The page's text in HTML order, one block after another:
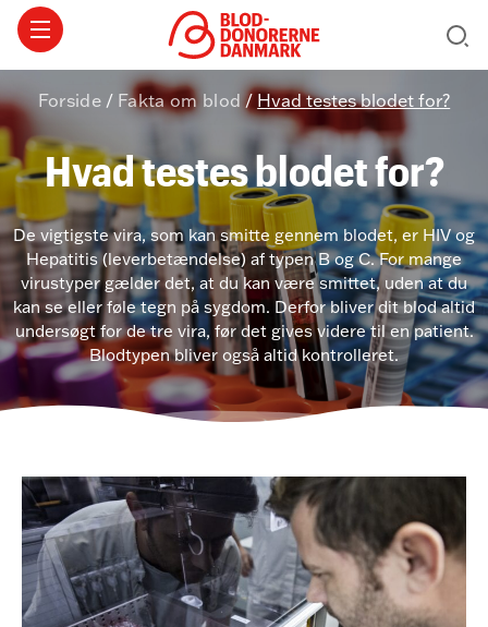
Forside / Fakta om blod / Hvad testes blodet for?
Hvad testes blodet for?
De vigtigste vira, som kan smitte gennem blodet, er HIV og
Hepatitis (leverbetændelse) af typen B og C. For mange
virustyper gælder det, at du kan være smittet, uden at du
kan se eller føle tegn på sygdom. Derfor bliver dit blod altid
undersøgt for de tre vira, før det gives videre til en patient.
Blodtypen bliver også altid kontrolleret.